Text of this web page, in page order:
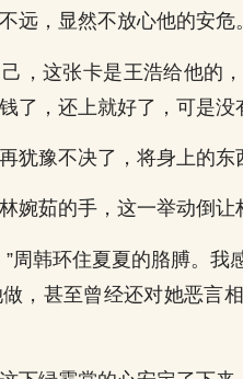
远，显然不放心他的安危。
，这张卡是王浩给他的
了，还上就好了，可是没
犹豫不决了，将身上的东
婉茹的手，这一举动倒让
周韩环住夏夏的胳膊。
，甚至曾经还对她恶言